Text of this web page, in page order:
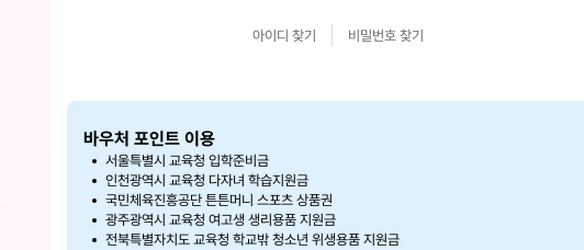
아이디 찾기 비밀번호 찾기
바우처 포인트 이용
서울특별시 교육청 입학준비금
인천광역시 교육청 다자녀 학습지원금
국민체육진흥공단 튼튼머니 스포츠 상품권
광주광역시 교육청 여고생 생리용품 지원금
전북특별자치도 교육청 학교밖 청소년 위생용품 지원금